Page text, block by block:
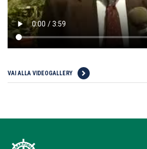
VAI ALLA VIDEOGALLERY